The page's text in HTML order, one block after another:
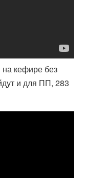
на кефире без
и для ПП, 283